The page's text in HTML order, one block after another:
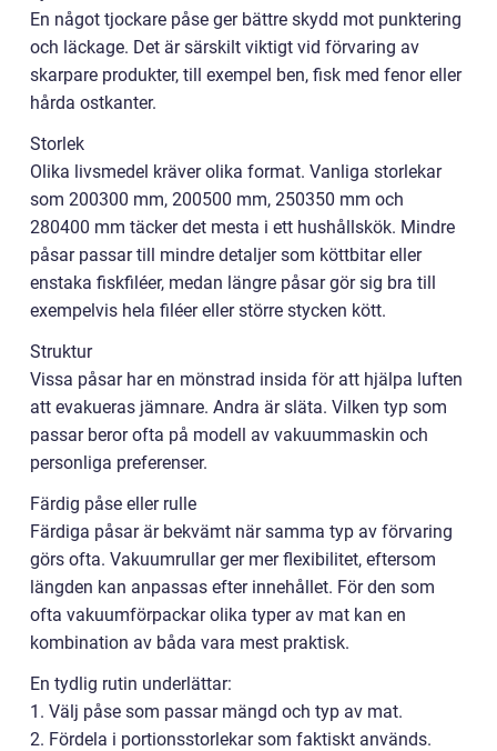
En något tjockare påse ger bättre skydd mot punktering
och läckage. Det är särskilt viktigt vid förvaring av
skarpare produkter, till exempel ben, fisk med fenor eller
hårda ostkanter.
Storlek
Olika livsmedel kräver olika format. Vanliga storlekar
som 200300 mm, 200500 mm, 250350 mm och
280400 mm täcker det mesta i ett hushållskök. Mindre
påsar passar till mindre detaljer som köttbitar eller
enstaka fiskfiléer, medan längre påsar gör sig bra till
exempelvis hela filéer eller större stycken kött.
Struktur
Vissa påsar har en mönstrad insida för att hjälpa luften
att evakueras jämnare. Andra är släta. Vilken typ som
passar beror ofta på modell av vakuummaskin och
personliga preferenser.
Färdig påse eller rulle
Färdiga påsar är bekvämt när samma typ av förvaring
görs ofta. Vakuumrullar ger mer flexibilitet, eftersom
längden kan anpassas efter innehållet. För den som
ofta vakuumförpackar olika typer av mat kan en
kombination av båda vara mest praktisk.
En tydlig rutin underlättar:
1. Välj påse som passar mängd och typ av mat.
2. Fördela i portionsstorlekar som faktiskt används.